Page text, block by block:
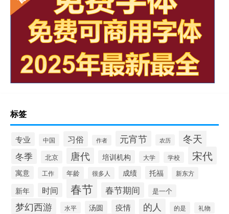
标签
专业 中国 习俗 作者 元宵节 农历 冬天
冬季 北京 唐代 培训机构 大学 学校 宋代
寓意 工作 年龄 很多人 成绩 托福 新东方
新年 时间 春节 春节期间 是一个
梦幻西游 水平 汤圆 疫情 的人 的是 礼物